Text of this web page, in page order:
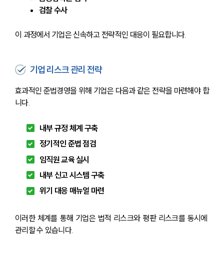
검찰 수사
이 과정에서 기업은 신속하고 전략적인 대응이 필요합니다.
기업 리스크 관리 전략
효과적인 준법경영을 위해 기업은 다음과 같은 전략을 마련해야 합
니다.
내부 규정 체계 구축
정기적인 준법 점검
임직원 교육 실시
내부 신고 시스템 구축
위기 대응 매뉴얼 마련
이러한 체계를 통해 기업은 법적 리스크와 평판 리스크를 동시에
관리할 수 있습니다.